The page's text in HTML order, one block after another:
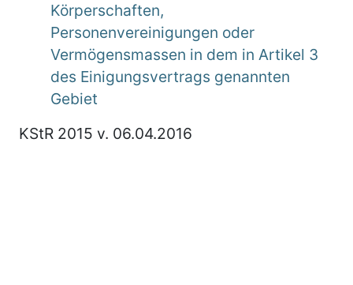
Körperschaften,
Personenvereinigungen oder
Vermögensmassen in dem in Artikel 3
des Einigungsvertrags genannten
Gebiet
KStR 2015 v. 06.04.2016